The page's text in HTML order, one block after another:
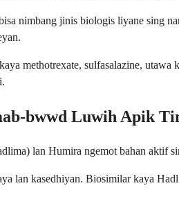
nimbang jinis biologis liyane sing
methotrexate, sulfasalazine,
bwwd Luwih Apik
lan Humira ngemot bahan aktif
lan kasedhiyan. Biosimilar kaya